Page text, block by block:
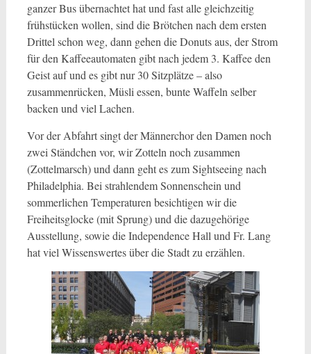
ganzer Bus übernachtet hat und fast alle gleichzeitig
frühstücken wollen, sind die Brötchen nach dem ersten
Drittel schon weg, dann gehen die Donuts aus, der Strom
für den Kaffeeautomaten gibt nach jedem 3. Kaffee den
Geist auf und es gibt nur 30 Sitzplätze – also
zusammenrücken, Müsli essen, bunte Waffeln selber
backen und viel Lachen.
Vor der Abfahrt singt der Männerchor den Damen noch
zwei Ständchen vor, wir Zotteln noch zusammen
(Zottelmarsch) und dann geht es zum Sightseeing nach
Philadelphia. Bei strahlendem Sonnenschein und
sommerlichen Temperaturen besichtigen wir die
Freiheitsglocke (mit Sprung) und die dazugehörige
Ausstellung, sowie die Independence Hall und Fr. Lang
hat viel Wissenswertes über die Stadt zu erzählen.